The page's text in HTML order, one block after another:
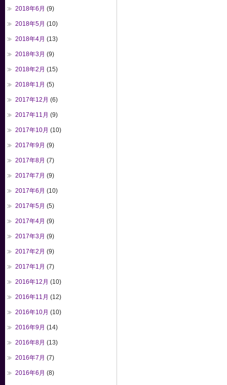
2018年6月 (9)
2018年5月 (10)
2018年4月 (13)
2018年3月 (9)
2018年2月 (15)
2018年1月 (5)
2017年12月 (6)
2017年11月 (9)
2017年10月 (10)
2017年9月 (9)
2017年8月 (7)
2017年7月 (9)
2017年6月 (10)
2017年5月 (5)
2017年4月 (9)
2017年3月 (9)
2017年2月 (9)
2017年1月 (7)
2016年12月 (10)
2016年11月 (12)
2016年10月 (10)
2016年9月 (14)
2016年8月 (13)
2016年7月 (7)
2016年6月 (8)